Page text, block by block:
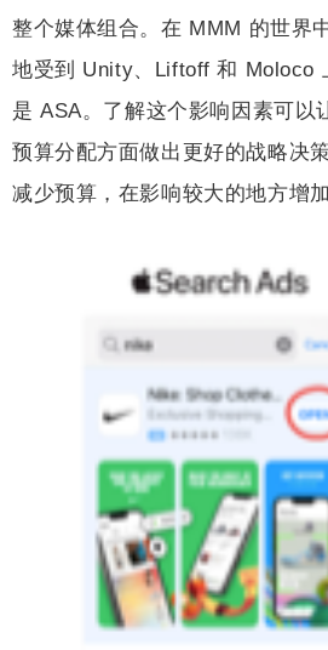
整个媒体组合。在 MMM 的世界
地受到 Unity、Liftoff 和 Moloco
是 ASA。了解这个影响因素可以
预算分配方面做出更好的战略决
减少预算，在影响较大的地方增加